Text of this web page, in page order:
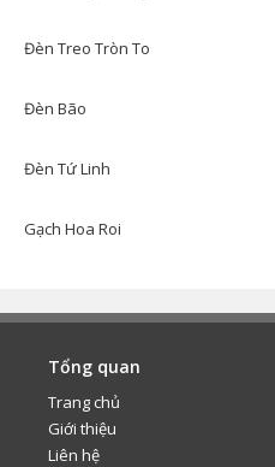
Đèn Treo Tròn To
Đèn Bão
Đèn Tứ Linh
Gạch Hoa Roi
Tổng quan
Trang chủ
Giới thiệu
Liên hệ